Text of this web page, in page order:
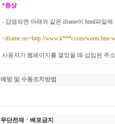
*증상
- 감염되면 아래와 같은 iframe이 html파일에
<iframe src=http://www.k***r.com/worm.htm
사용자가 웹페이지를 열었을 때 삽입된 주
예방 및 수동조치방법
무단전재ㆍ배포금지